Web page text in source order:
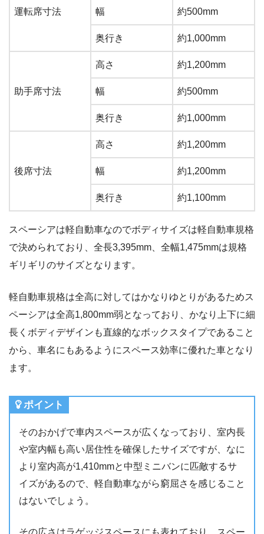
運転席寸法 幅 約500mm
奥行き 約1,000mm
助手席寸法
高さ 約1,200mm
幅 約500mm
奥行き 約1,000mm
後席寸法
高さ 約1,200mm
幅 約1,200mm
奥行き 約1,100mm
スペーシアは軽自動車なのでボディサイズは軽自動車規格
で決められており、全長3,395mm、全幅1,475mmは規格
ギリギリのサイズとなります。
軽自動車規格は全高に対してはかなりゆとりがあるためス
ペーシアは全高1,800mm弱となっており、かなり上下に細
長くボディデザインも直線的なボックスタイプであること
から、車名にもあるようにスペース効率に優れた車となり
ます。
ポイント
そのおかげで車内スペースが広くなっており、室内長
や室内幅も高い居住性を確保したサイズですが、なに
より室内高が1,410mmと中型ミニバンに匹敵するサ
イズがあるので、軽自動車ながら窮屈さを感じること
はないでしょう。